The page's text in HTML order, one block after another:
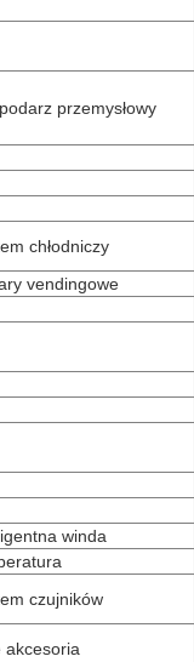
przemysłowy
chłodniczy
vendingowe
winda
czujników
akcesoria